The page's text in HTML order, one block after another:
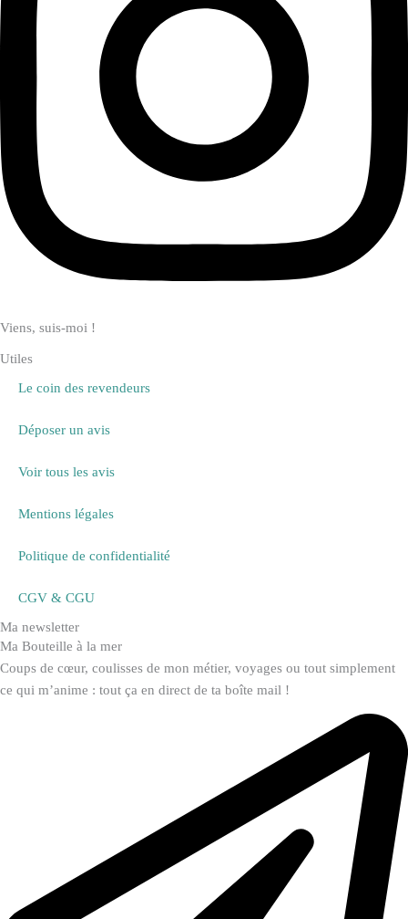
Viens, suis-moi !
Utiles
Le coin des revendeurs
Déposer un avis
Voir tous les avis
Mentions légales
Politique de confidentialité
CGV & CGU
Ma newsletter
Ma Bouteille à la mer
Coups de cœur, coulisses de mon métier, voyages ou tout simplement
ce qui m’anime : tout ça en direct de ta boîte mail !